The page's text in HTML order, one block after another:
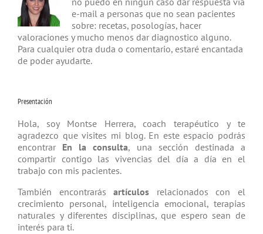
e-mail a personas que no sean pacientes
sobre: recetas, posologías, hacer
valoraciones y mucho menos dar diagnostico alguno.
Para cualquier otra duda o comentario, estaré encantada
de poder ayudarte.
Presentación
Hola, soy Montse Herrera, coach tera­péutico y te
agradezco que visites mi blog. En este espacio podrás
encontrar En la consulta, una sección destinada a
compartir contigo las vivencias del día a día en el
trabajo con mis pacientes.
También encontrarásartículos relacio­nados con el
crecimiento personal, inteligencia emocional, terapias
natu­rales y diferentes disciplinas, que espero sean de
interés para ti.